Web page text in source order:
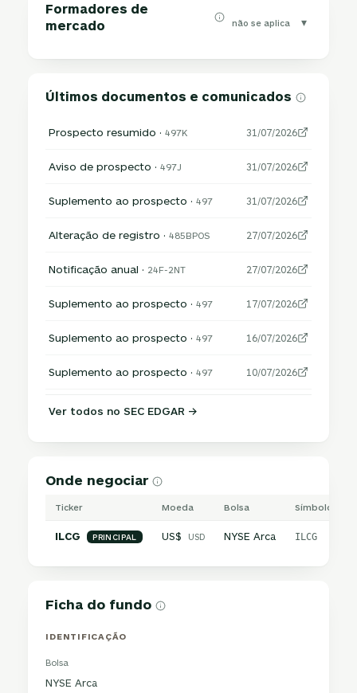
Formadores de
mercado
não se aplica ▾
Últimos documentos e comunicados
Prospecto resumido ·497K 31/07/2026
Aviso de prospecto ·497J 31/07/2026
Suplemento ao prospecto ·497 31/07/2026
Alteração de registro ·485BPOS 27/07/2026
Notificação anual · 24F-2NT 27/07/2026
Suplemento ao prospecto ·497 17/07/2026
Suplemento ao prospecto ·497 16/07/2026
Suplemento ao prospecto ·497 10/07/2026
Ver todos no SEC EDGAR →
Onde negociar
Ticker Moeda Bolsa Símbolo
ILCG PRINCIPAL US$ USD NYSE Arca ILCG
Ficha do fundo
IDENTIFICAÇÃO
Bolsa
NYSE Arca